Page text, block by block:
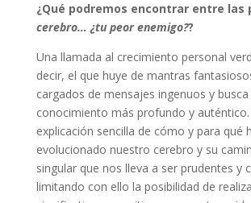
¿Qué podremos encontrar entre las
cerebro… ¿tu peor enemigo??
Una llamada al crecimiento personal
decir, el que huye de mantras
cargados de mensajes ingenuos y busca
conocimiento más profundo y
explicación sencilla de cómo y para qué
evolucionado nuestro cerebro y su
singular que nos lleva a ser prudentes y
limitando con ello la posibilidad de